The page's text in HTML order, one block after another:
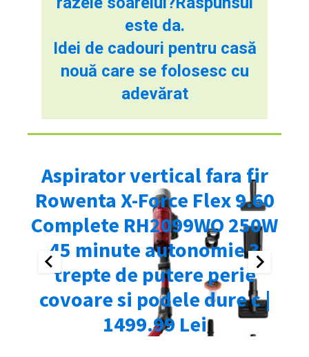
este da.
Idei de cadouri pentru casă
nouă care se folosesc cu
adevărat